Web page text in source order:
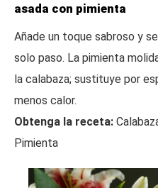
asada con pimienta
Añade un toque sabroso y
solo paso. La pimienta
la calabaza; sustituye por
menos calor.
Obtenga la receta:
Pimienta